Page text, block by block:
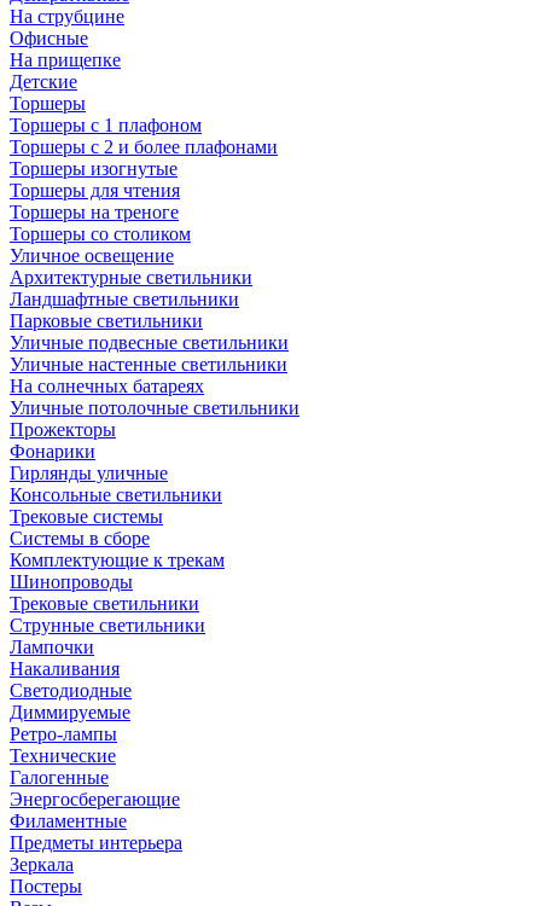
На струбцине
Офисные
На прищепке
Детские
Торшеры
Торшеры с 1 плафоном
Торшеры с 2 и более плафонами
Торшеры изогнутые
Торшеры для чтения
Торшеры на треноге
Торшеры со столиком
Уличное освещение
Архитектурные светильники
Ландшафтные светильники
Парковые светильники
Уличные подвесные светильники
Уличные настенные светильники
На солнечных батареях
Уличные потолочные светильники
Прожекторы
Фонарики
Гирлянды уличные
Консольные светильники
Трековые системы
Системы в сборе
Комплектующие к трекам
Шинопроводы
Трековые светильники
Струнные светильники
Лампочки
Накаливания
Светодиодные
Диммируемые
Ретро-лампы
Технические
Галогенные
Энергосберегающие
Филаментные
Предметы интерьера
Зеркала
Постеры